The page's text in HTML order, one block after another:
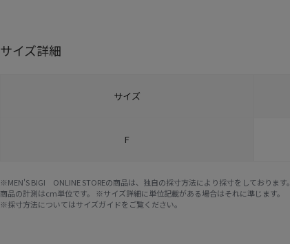
サイズ詳細
サイズ
F
※MEN'S BIGI ONLINE STOREの商品は、独自の採寸方法により採寸をしております。
商品の計測はcm単位です。 ※サイズ詳細に単位記載がある場合はそれに準じます。
※採寸方法についてはサイズガイドをご覧ください。